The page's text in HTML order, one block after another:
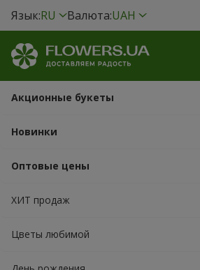
Язык:RU Валюта:UAH
Акционные букеты
Новинки
Оптовые цены
ХИТ продаж
Цветы любимой